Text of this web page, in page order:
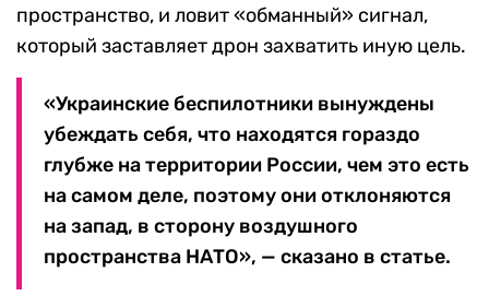
пространство, и ловит «обманный» сигнал,
который заставляет дрон захватить иную цель.
«Украинские беспилотники вынуждены
убеждать себя, что находятся гораздо
глубже на территории России, чем это есть
на самом деле, поэтому они отклоняются
на запад, в сторону воздушного
пространства НАТО», — сказано в статье.